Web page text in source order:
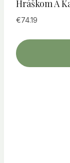
Hráškom A
€74.19